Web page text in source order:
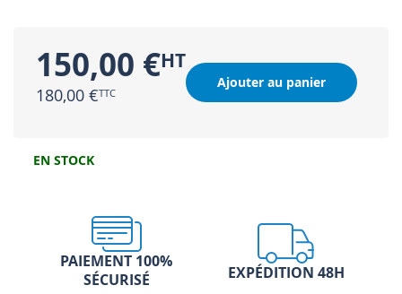
150,00 €
180,00 €
Ajouter au panier
EN STOCK
PAIEMENT 100%
SÉCURISÉ
EXPÉDITION 48H